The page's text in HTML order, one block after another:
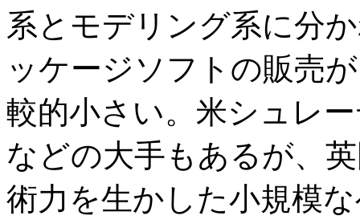
系とモデリング系に分
ッケージソフトの販売
較的小さい。米シュレ
などの大手もあるが、
術力を生かした小規模